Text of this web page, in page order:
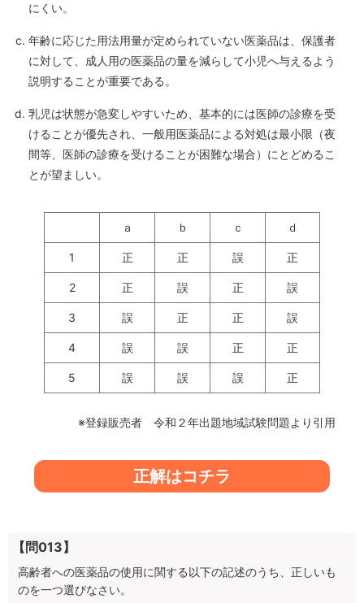
にくい。
年齢に応じた用法用量が定められていない医薬品は、保護者
に対して、成人用の医薬品の量を減らして小児へ与えるよう
説明することが重要である。
乳児は状態が急変しやすいため、基本的には医師の診療を受
けることが優先され、一般用医薬品による対処は最小限（夜
間等、医師の診療を受けることが困難な場合）にとどめるこ
とが望ましい。
ａ ｂ ｃ ｄ
1 正 正 誤 正
2 正 誤 正 誤
3 誤 正 正 誤
4 誤 誤 正 正
5 誤 誤 誤 正
※登録販売者 令和２年出題地域試験問題より引用
正解はコチラ
【問013】
高齢者への医薬品の使用に関する以下の記述のうち、正しいも
のを一つ選びなさい。